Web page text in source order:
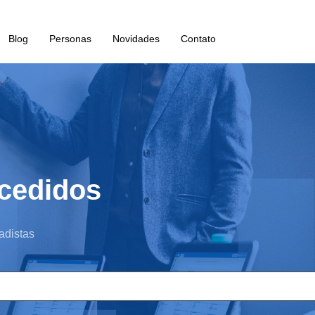
Blog Personas Novidades Contato